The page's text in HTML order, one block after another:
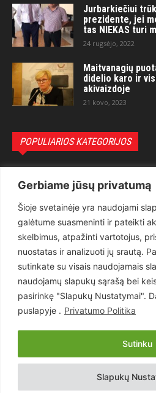
Gerbiame jūsų privatumą
Šioje svetainėje yra naudojami
galėtume suasmeninti ir pateikti
skelbimus, atpažinti vartotojus,
nuostatas ir analizuoti jų srautą.
sutinkate su visais naudojamais
naudojamų slapukų sąrašą bei
pasirinkę "Slapukų Nustatymai".
puslapyje . Privatumo Politika
Slapukų
Sutinku
Jurbarkiečiui
prezidente, jei
tas NIEKAS turi
24 rugsėjo, 2022
Maitvanagių
didelio karo ir
akivaizdoje
21 kovo, 2023
POPULIARIOS KATEGORIJOS
Teisėsauga
Aktualu
Lietuva
Pasaulis
Статьи на русском
Articles in english
Copyright © 2026 UAB „Goruva“.